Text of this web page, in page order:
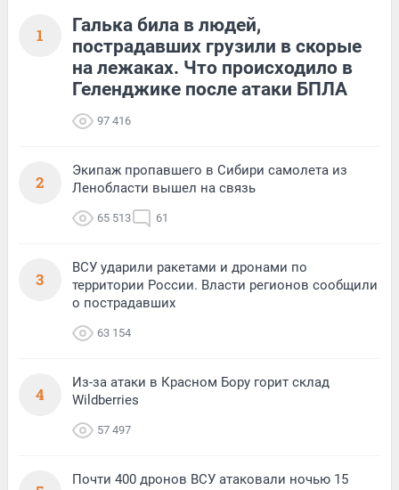
1
Галька била в людей,
пострадавших грузили в скорые
на лежаках. Что происходило в
Геленджике после атаки БПЛА
97 416
2
Экипаж пропавшего в Сибири самолета из
Ленобласти вышел на связь
65 513 61
3
ВСУ ударили ракетами и дронами по
территории России. Власти регионов сообщили
о пострадавших
63 154
4
Из-за атаки в Красном Бору горит склад
Wildberries
57 497
Почти 400 дронов ВСУ атаковали ночью 15